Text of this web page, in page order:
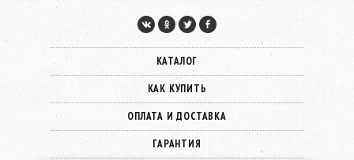
КАТАЛОГ
КАК КУПИТЬ
ОПЛАТА И ДОСТАВКА
ГАРАНТИЯ